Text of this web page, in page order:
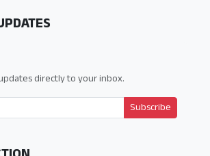
directly to your inbox.
Subscribe